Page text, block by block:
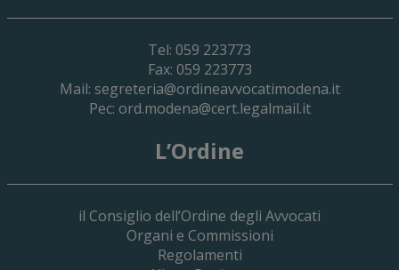
Tel: 059 223773
Fax: 059 223773
Mail: segreteria@ordineavvocatimodena.it
Pec: ord.modena@cert.legalmail.it
L’Ordine
il Consiglio dell’Ordine degli Avvocati
Organi e Commissioni
Regolamenti